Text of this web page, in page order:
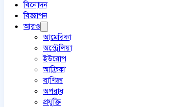
বিনোদন
বিজ্ঞাপন
আরও
আমেরিকা
অস্ট্রেলিয়া
ইউরোপ
আফ্রিকা
বাণিজ্য
অপরাধ
প্রযুক্তি